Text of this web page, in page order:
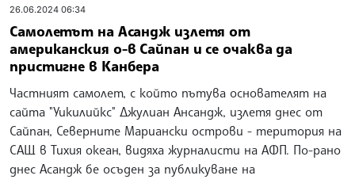
26.06.2024 06:34
Самолетът на Асандж излетя от
американския о-в Сайпан и се очаква да
пристигне в Канбера
Частният самолет, с който пътува основателят на
сайта "Уикилийкс" Джулиан Ансандж, излетя днес от
Сайпан, Северните Мариански острови - територия на
САЩ в Тихия океан, видяха журналисти на АФП. По-рано
днес Асандж бе осъден за публикуване на